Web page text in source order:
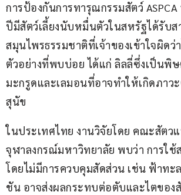
การป้องกันการทารุณกรรมสัตว์
ปีมีสัตว์เลี้ยงนับหมื่นตัวในสหรัฐได้รับ
สมุนไพรธรรมชาติที่เจ้าของเข้าใจผิดว่
ตัวอย่างที่พบบ่อย ได้แก่ ลิลลี่ซึ่งเป็นพิ
มะกรูดและเลมอนที่อาจทำให้เกิดภาว
สุนัข
ในประเทศไทย งานวิจัยโดย คณะสัตว
จุฬาลงกรณ์มหาวิทยาลัย พบว่า การใ
โดยไม่มีการควบคุมสัดส่วน เช่น ฟ้าทะ
ชัน อาจส่งผลกระทบต่อตับและไตของ